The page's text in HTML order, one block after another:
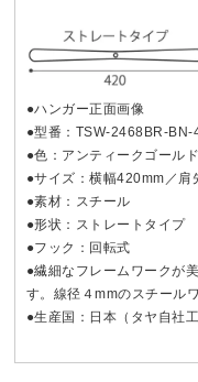
●ハンガー正面画像
●型番：TSW-2468BR-BN-
●色：アンティークゴール
●サイズ：横幅420mm／
●素材：スチール
●形状：ストレートタイプ
●フック：回転式
●繊細なフレームワークが
す。線径４mmのスチール
●生産国：日本（タヤ自社工